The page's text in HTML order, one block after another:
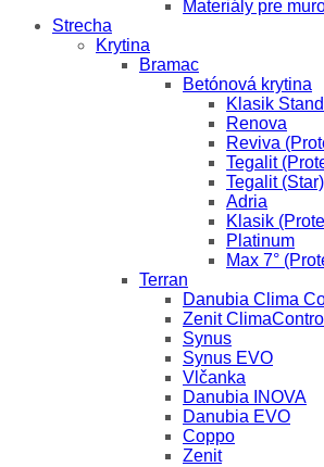
Materiály pre
Strecha
Krytina
Bramac
Betónová krytina
Klasik
Renova
Reviva
Tegalit
Tegalit (Star)
Adria
Klasik
Platinum
Max 7°
Terran
Danubia Clima
Zenit ClimaControl
Synus
Synus EVO
Vlčanka
Danubia INOVA
Danubia EVO
Coppo
Zenit